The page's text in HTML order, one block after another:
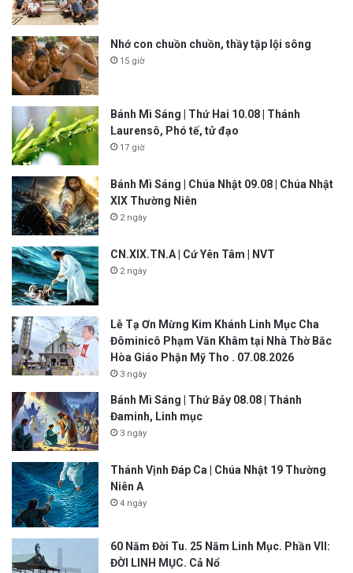
Nhớ con chuồn chuồn, thầy tập lội sông
15 giờ
Bánh Mì Sáng | Thứ Hai 10.08 | Thánh
Laurensô, Phó tế, tử đạo
17 giờ
Bánh Mì Sáng | Chúa Nhật 09.08 | Chúa Nhật
XIX Thường Niên
2 ngày
CN.XIX.TN.A | Cứ Yên Tâm | NVT
2 ngày
Lễ Tạ Ơn Mừng Kim Khánh Linh Mục Cha
Đôminicô Phạm Văn Khâm tại Nhà Thờ Bắc
Hòa Giáo Phận Mỹ Tho . 07.08.2026
3 ngày
Bánh Mì Sáng | Thứ Bảy 08.08 | Thánh
Đaminh, Linh mục
3 ngày
Thánh Vịnh Đáp Ca | Chúa Nhật 19 Thường
Niên A
4 ngày
60 Năm Đời Tu. 25 Năm Linh Mục. Phần VII:
ĐỜI LINH MỤC. Cả Nổ